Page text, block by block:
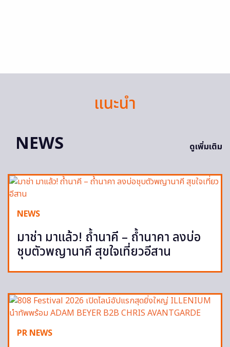
แนะนำ
NEWS
ดูเพิ่มเติม
NEWS
มาช่า มาแล้ว! ถ้ำนาคี – ถ้ำนาคา ลงบ่อ
ชุบตัวพญานาคี สุขใจเที่ยวอีสาน
PR NEWS